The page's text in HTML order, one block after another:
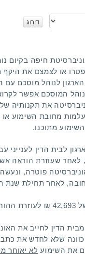
חיפה בקיום
או לצמצם את
לנוהל מוסכם עם
המוסכם אפשר
את תקנותיה
מחובת השימוע
מתוכנו.
לבית הדין לענייני
לאחר שעוזרת הוראה
פוטרה,
לאחר תחילת שנת
הדין לחייב את
שלא לחדש את כתב
את השימוע